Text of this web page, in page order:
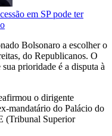
em SP pode ter
Bolsonaro a escolher o
do Republicanos. O
prioridade é a disputa à
o dirigente
mandatário do Palácio do
(Tribunal Superior